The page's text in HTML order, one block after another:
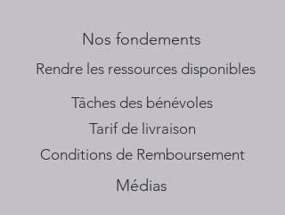
Nos fondements
​Rendre les ressources disponibles
Tâches des bénévoles
Tarif de livraison
Conditions de Remboursement
Médias